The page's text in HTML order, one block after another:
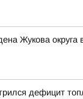
Жукова
дефицит